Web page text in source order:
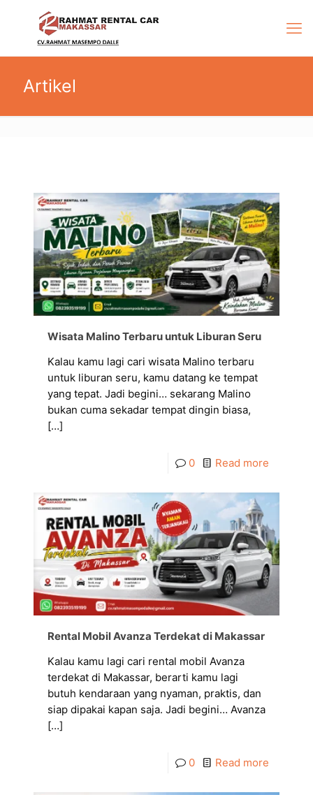
Artikel
Wisata Malino Terbaru untuk Liburan Seru
Kalau kamu lagi cari wisata Malino terbaru
untuk liburan seru, kamu datang ke tempat
yang tepat. Jadi begini… sekarang Malino
bukan cuma sekadar tempat dingin biasa,
[…]
0 Read more
Rental Mobil Avanza Terdekat di Makassar
Kalau kamu lagi cari rental mobil Avanza
terdekat di Makassar, berarti kamu lagi
butuh kendaraan yang nyaman, praktis, dan
siap dipakai kapan saja. Jadi begini… Avanza
[…]
0 Read more